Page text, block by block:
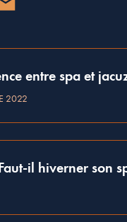
entre spa et
2022
il hiverner son